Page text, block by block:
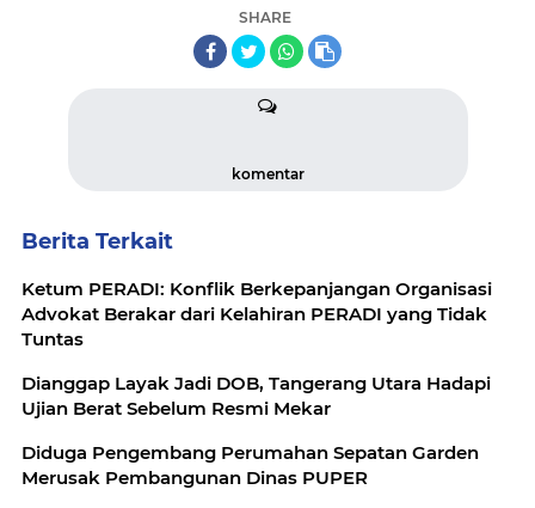
SHARE
komentar
Berita Terkait
Ketum PERADI: Konflik Berkepanjangan Organisasi
Advokat Berakar dari Kelahiran PERADI yang Tidak
Tuntas
Dianggap Layak Jadi DOB, Tangerang Utara Hadapi
Ujian Berat Sebelum Resmi Mekar
Diduga Pengembang Perumahan Sepatan Garden
Merusak Pembangunan Dinas PUPER